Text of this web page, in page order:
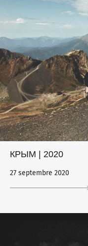
КРЫМ | 2020
27 septembre 2020